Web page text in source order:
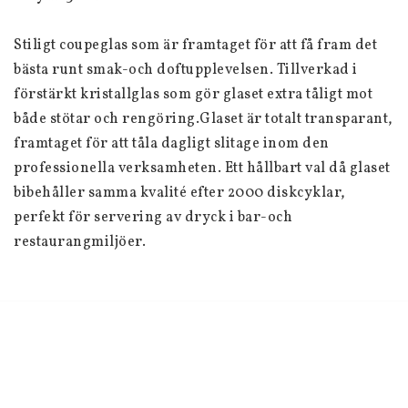
Stiligt coupeglas som är framtaget för att få fram det
bästa runt smak-och doftupplevelsen. Tillverkad i
förstärkt kristallglas som gör glaset extra tåligt mot
både stötar och rengöring.Glaset är totalt transparant,
framtaget för att tåla dagligt slitage inom den
professionella verksamheten. Ett hållbart val då glaset
bibehåller samma kvalité efter 2000 diskcyklar,
perfekt för servering av dryck i bar-och
restaurangmiljöer.